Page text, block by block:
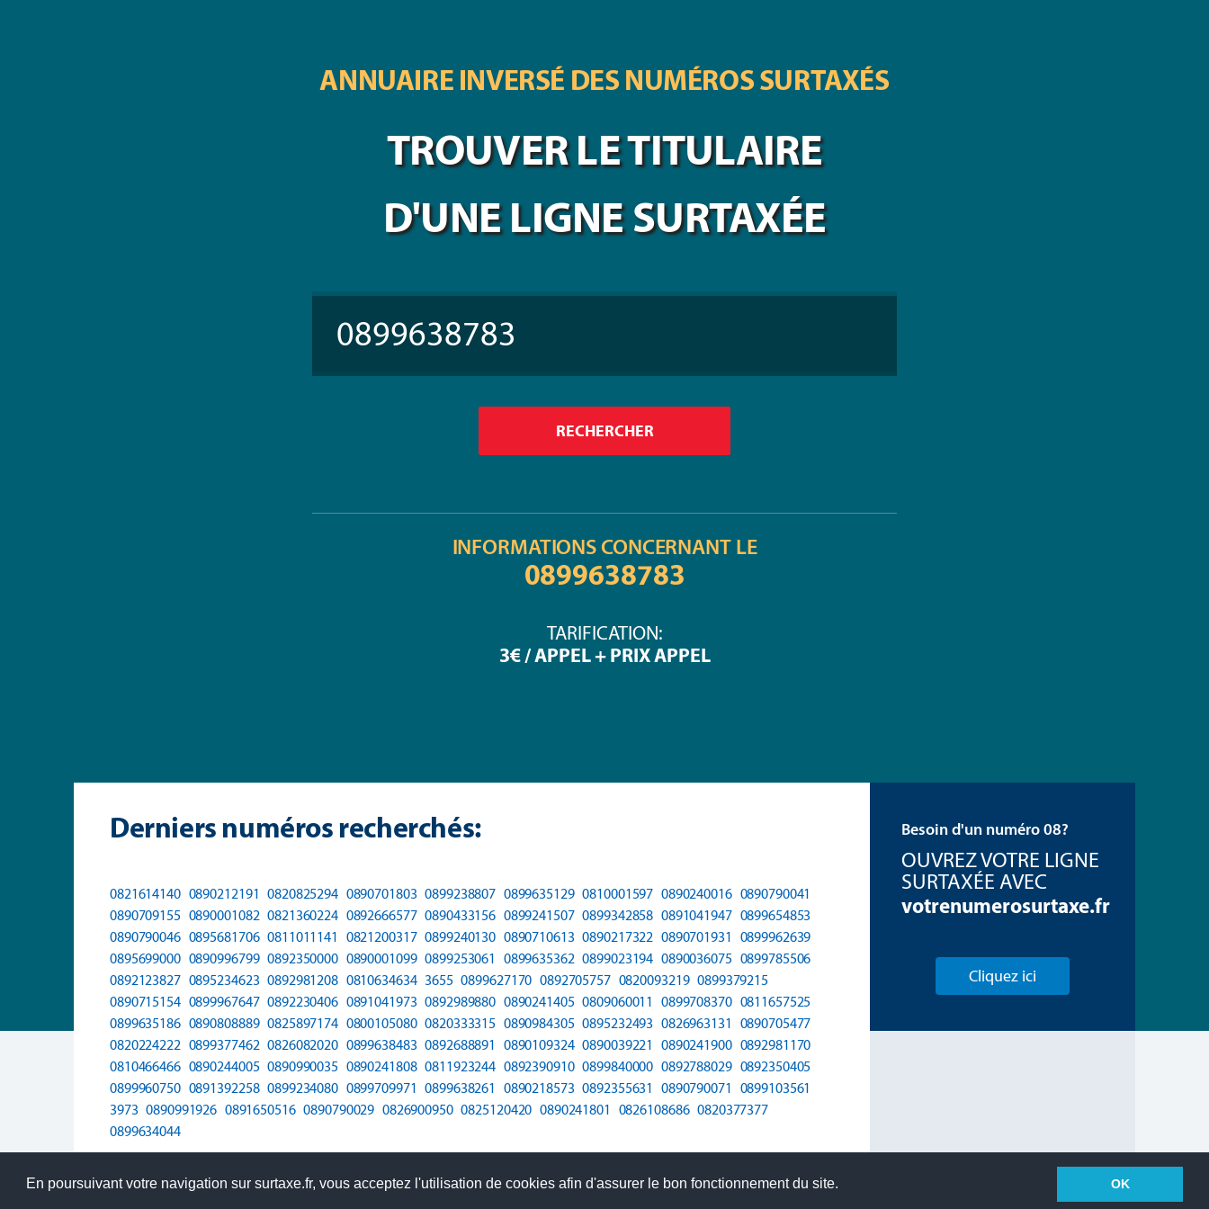
En poursuivant votre navigation sur surtaxe.fr, vous acceptez l'utilisation de cookies afin d'assurer le bon fonctionnement du site. OK
ANNUAIRE INVERSÉ DES NUMÉROS SURTAXÉS
TROUVER LE TITULAIRE
D'UNE LIGNE SURTAXÉE
INFORMATIONS CONCERNANT LE
0899638783
TARIFICATION:
3€ / APPEL + PRIX APPEL
Derniers numéros recherchés:
0821614140 0890212191 0820825294 0890701803 0899238807 0899635129 0810001597 0890240016 0890790041
0890709155 0890001082 0821360224 0892666577 0890433156 0899241507 0899342858 0891041947 0899654853
0890790046 0895681706 0811011141 0821200317 0899240130 0890710613 0890217322 0890701931 0899962639
0895699000 0890996799 0892350000 0890001099 0899253061 0899635362 0899023194 0890036075 0899785506
0892123827 0895234623 0892981208 0810634634 3655 0899627170 0892705757 0820093219 0899379215
0890715154 0899967647 0892230406 0891041973 0892989880 0890241405 0809060011 0899708370 0811657525
0899635186 0890808889 0825897174 0800105080 0820333315 0890984305 0895232493 0826963131 0890705477
0820224222 0899377462 0826082020 0899638483 0892688891 0890109324 0890039221 0890241900 0892981170
0810466466 0890244005 0890990035 0890241808 0811923244 0892390910 0899840000 0892788029 0892350405
0899960750 0891392258 0899234080 0899709971 0899638261 0890218573 0892355631 0890790071 0899103561
3973 0890991926 0891650516 0890790029 0826900950 0825120420 0890241801 0826108686 0820377377
0899634044
Besoin d'un numéro 08?
OUVREZ VOTRE LIGNE
SURTAXÉE AVEC
votrenumerosurtaxe.fr
Cliquez ici